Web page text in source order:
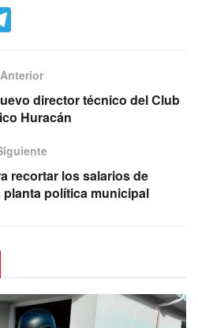
e
gr
a
m
Anterior
director técnico del Club
Huracán
recortar los salarios de
política municipal